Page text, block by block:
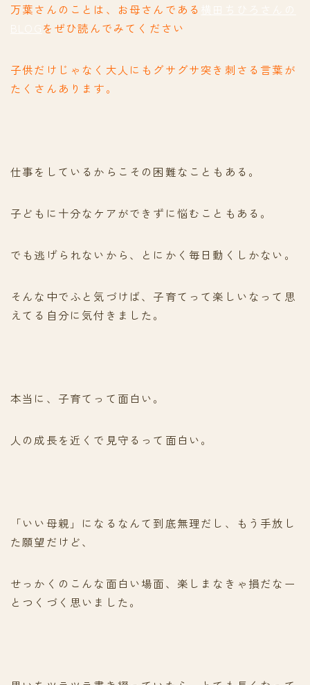
万葉さんのことは、お母さんである
をぜひ読んでみてください
子供だけじゃなく大人にもグサグサ突き刺さる言葉が
たくさんあります。
仕事をしているからこその困難なこともある。
子どもに十分なケアができずに悩むこともある。
でも逃げられないから、とにかく毎日動くしかない。
そんな中でふと気づけば、子育てって楽しいなって思
えてる自分に気付きました。
本当に、子育てって面白い。
人の成長を近くで見守るって面白い。
「いい母親」になるなんて到底無理だし、もう手放し
た願望だけど、
せっかくのこんな面白い場面、楽しまなきゃ損だなー
とつくづく思いました。